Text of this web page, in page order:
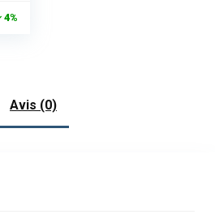
4%
Avis (0)